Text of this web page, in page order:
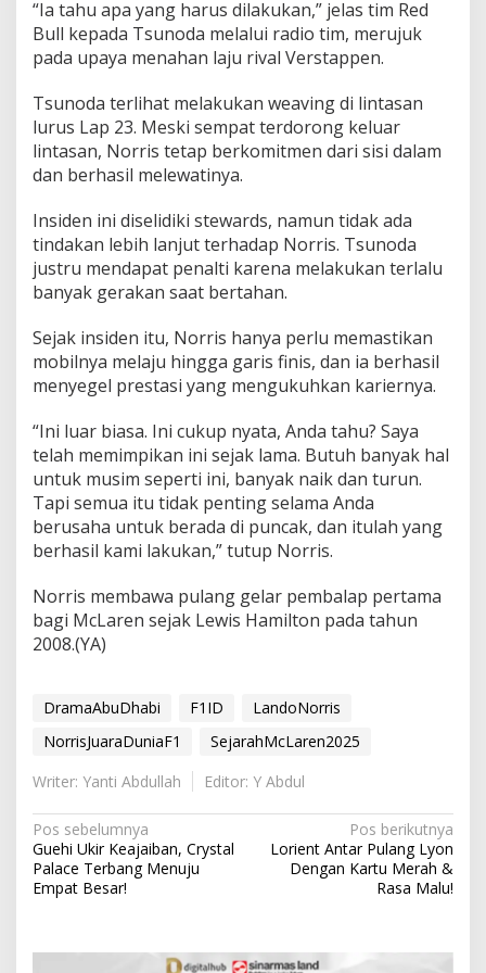
“Ia tahu apa yang harus dilakukan,” jelas tim Red
Bull kepada Tsunoda melalui radio tim, merujuk
pada upaya menahan laju rival Verstappen.
Tsunoda terlihat melakukan weaving di lintasan
lurus Lap 23. Meski sempat terdorong keluar
lintasan, Norris tetap berkomitmen dari sisi dalam
dan berhasil melewatinya.
Insiden ini diselidiki stewards, namun tidak ada
tindakan lebih lanjut terhadap Norris. Tsunoda
justru mendapat penalti karena melakukan terlalu
banyak gerakan saat bertahan.
Sejak insiden itu, Norris hanya perlu memastikan
mobilnya melaju hingga garis finis, dan ia berhasil
menyegel prestasi yang mengukuhkan kariernya.
“Ini luar biasa. Ini cukup nyata, Anda tahu? Saya
telah memimpikan ini sejak lama. Butuh banyak hal
untuk musim seperti ini, banyak naik dan turun.
Tapi semua itu tidak penting selama Anda
berusaha untuk berada di puncak, dan itulah yang
berhasil kami lakukan,” tutup Norris.
Norris membawa pulang gelar pembalap pertama
bagi McLaren sejak Lewis Hamilton pada tahun
2008.(YA)
DramaAbuDhabi F1ID
LandoNorris
NorrisJuaraDuniaF1
SejarahMcLaren2025
Writer: Yanti Abdullah
Editor: Y Abdul
N
a
v
g
Pos sebelumnya
Guehi Ukir Keajaiban, Crystal
Palace Terbang Menuju
Empat Besar!
Pos berikutnya
Lorient Antar Pulang Lyon
Dengan Kartu Merah &
Rasa Malu!